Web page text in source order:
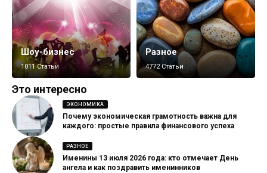
Шоу-бизнес
1011 Статьи
Разное
4772 Статьи
Это интересно
ЭКОНОМИКА
Почему экономическая грамотность важна для
каждого: простые правила финансового успеха
РАЗНОЕ
Именины 13 июля 2026 года: кто отмечает День
ангела и как поздравить именинников